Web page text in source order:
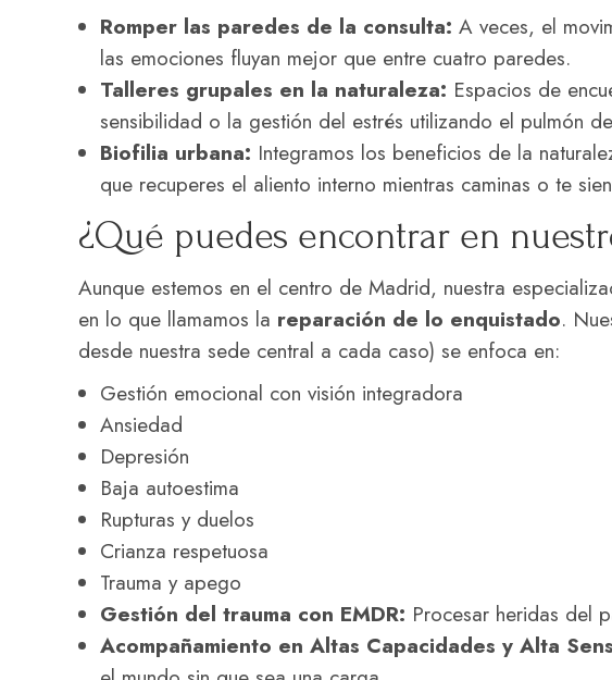
Romper las paredes de la consulta: A veces, el
las emociones fluyan mejor que entre cuatro paredes.
Talleres grupales en la naturaleza: Espacios de
sensibilidad o la gestión del estrés utilizando el pulmón
Biofilia urbana: Integramos los beneficios de la
que recuperes el aliento interno mientras caminas o te
¿Qué puedes encontrar en
Aunque estemos en el centro de Madrid, nuestra
en lo que llamamos la reparación de lo enquistado.
desde nuestra sede central a cada caso) se enfoca en:
Gestión emocional con visión integradora
Ansiedad
Depresión
Baja autoestima
Rupturas y duelos
Crianza respetuosa
Trauma y apego
Gestión del trauma con EMDR: Procesar heridas del
Acompañamiento en Altas Capacidades y Alta